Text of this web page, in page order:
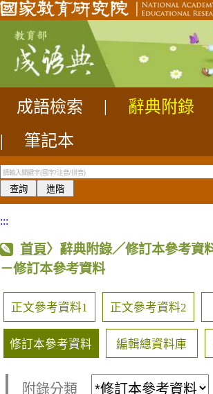
成語檢索 辭典附錄
|
筆記本
:::
首頁〉辭典附錄／修訂本參考資
－修訂本參考資料
正文參考資料1 正文參考資料2
修訂本參考資料 編輯總資料庫
附錄分類